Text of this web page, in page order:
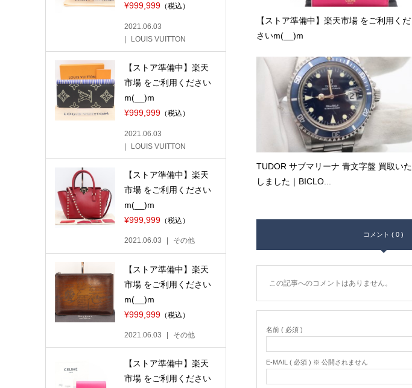
【ストア準備中】楽天市場 をご利用くだ
さいm(__)m
TUDOR サブマリーナ 青文字盤 買取いた
しました｜BICLO...
コメント ( 0 )
この記事へのコメントはありません。
名前 ( 必須 )
E-MAIL ( 必須 ) ※ 公開されません
¥999,999（税込）
2021.06.03
LOUIS VUITTON
【ストア準備中】楽天
市場 をご利用ください
m(__)m
¥999,999（税込）
2021.06.03
LOUIS VUITTON
【ストア準備中】楽天
市場 をご利用ください
m(__)m
¥999,999（税込）
2021.06.03 その他
【ストア準備中】楽天
市場 をご利用ください
m(__)m
¥999,999（税込）
2021.06.03 その他
【ストア準備中】楽天
市場 をご利用ください